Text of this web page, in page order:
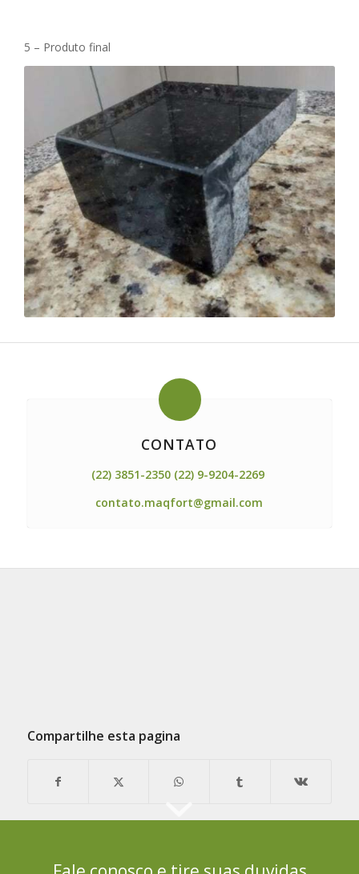
5 – Produto final
CONTATO
(22) 3851-2350 (22) 9-9204-2269
contato.maqfort@gmail.com
Compartilhe esta pagina